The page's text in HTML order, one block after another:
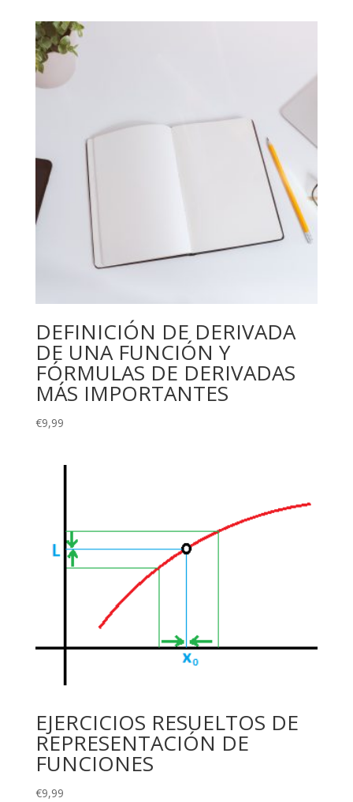
DEFINICIÓN DE DERIVADA
DE UNA FUNCIÓN Y
FÓRMULAS DE DERIVADAS
MÁS IMPORTANTES
€9,99
EJERCICIOS RESUELTOS DE
REPRESENTACIÓN DE
FUNCIONES
€9,99